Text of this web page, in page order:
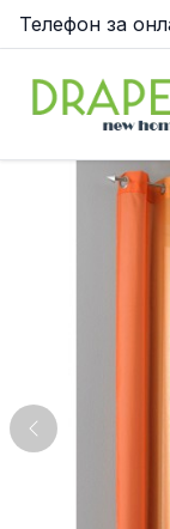
Телефон за
Previous